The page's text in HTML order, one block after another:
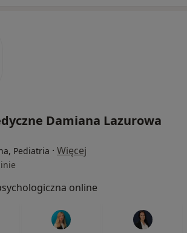
Damiana Lazurowa
Pediatria · Więcej
online